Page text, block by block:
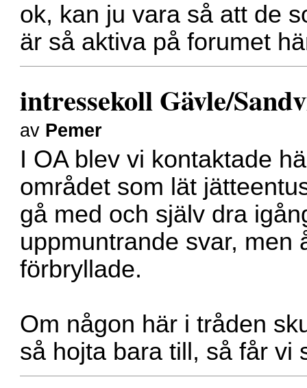
ok, kan ju vara så att de
är så aktiva på forumet
intressekoll Gävle/
av Pemer
I OA blev vi kontaktade
området som lät
gå med och själv dra
uppmuntrande svar, men
förbryllade.
Om någon här i tråden
så hojta bara till, så får vi